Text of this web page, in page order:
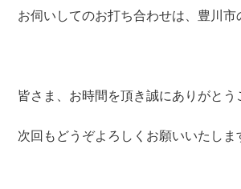
お伺いしてのお打ち合わせは、豊川市
皆さま、お時間を頂き誠にありがとう
次回もどうぞよろしくお願いいたしま